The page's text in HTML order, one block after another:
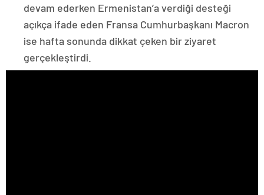
devam ederken Ermenistan’a verdiği desteği
açıkça ifade eden Fransa Cumhurbaşkanı Macron
ise hafta sonunda dikkat çeken bir ziyaret
gerçekleştirdi.